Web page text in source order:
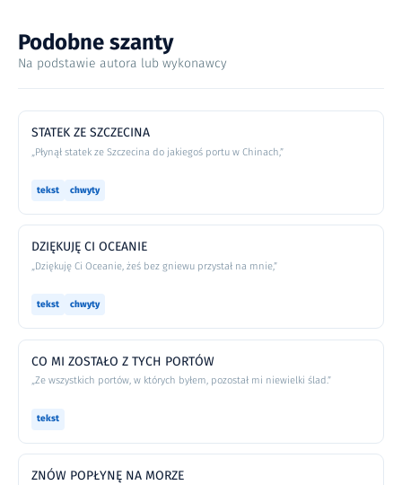
Podobne szanty
Na podstawie autora lub wykonawcy
STATEK ZE SZCZECINA
„Płynął statek ze Szczecina do jakiegoś portu w Chinach,”
tekst chwyty
DZIĘKUJĘ CI OCEANIE
„Dziękuję Ci Oceanie, żeś bez gniewu przystał na mnie,”
tekst chwyty
CO MI ZOSTAŁO Z TYCH PORTÓW
„Ze wszystkich portów, w których byłem, pozostał mi niewielki ślad.”
tekst
ZNÓW POPŁYNĘ NA MORZE